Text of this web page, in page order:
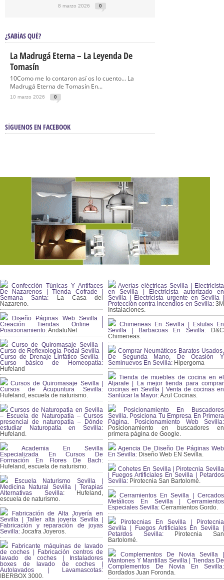
8 marzo 2026 0
¿SABÍAS QUÉ?
La Madrugá Eterna – La Leyenda De
Tomasín
10Como me lo contaron así os lo cuento… La
Madrugá Eterna de Tomasín En...
10 marzo 2026 0
SÍGUENOS EN FACEBOOK
Confección Túnicas Y Antifaces
De Nazarenos | Tienda Cofrade |
Semana Santa: La Casa del
Nazareno.
Diseño Páginas Web Sevilla |
Creación Tiendas Online |
Posicionamiento:AndaluNet
Curso de Quiromasaje Sevilla |
Curso de Reflexología Podal Sevilla |
Curso de Drenaje Linfático Sevilla |
Curso básico de Homeopatía:
Hufeland
Cursos de Quiromasaje Sevilla |
Cursos de Acupuntura Sevilla:
Hufeland, escuela de naturismo.
Cursos de Naturopatia en Sevilla
– Escuela de Naturopatía – Cursos
presencial de naturopatía – Dónde
estudiar Naturopatía en Sevilla:
Hufeland.
Academia En Sevilla
Especializada En Cursos De
Formación En Flores De Bach:
Hufeland, escuela de naturismo.
Escuela Naturismo Sevilla |
Medicina Natural Sevilla | Terapias
Alternativas Sevilla: Hufeland,
escuela de naturismo.
Fabricación de Alta Joyería en
Sevilla | Taller alta joyería Sevilla |
Fabricación y reparación de joyas
Sevilla: Jocafra Joyeros.
Fabricante máquinas de lavado
de coches | Fabricación centros de
lavado de coches | Instaladores
boxes de lavado de coches |
Autolavados | Lavamascotas:
IBERBOX 3000.
Averías eléctricas Sevilla | Electricista
en Sevilla | Electricista autorizado en
Sevilla | Electricista urgente en Sevilla |
Protección contra incendios en Sevilla:3M
Instalaciones.
Chimeneas En Sevilla | Estufas En
Sevilla | Barbacoas En Sevilla:D&C
Chimeneas.
Comprar Neumáticos Baratos Usados,
De Segunda Mano, De Ocasión Y
Seminuevos En Sevilla: Hipergoma
Tienda de muebles de cocina en el
Aljarafe | La mejor tienda para comprar
cocinas en Sevilla | Venta de cocinas en
Sanlúcar la Mayor:Azul Cocinas.
Posicionamiento En Buscadores
Sevilla. Posiciona Tu Empresa En Primera
Página. Posicionamiento Web Sevilla:
Posicionamiento en buscadores en
primera página de Google.
Agencia De Diseño De Páginas Web
En Sevilla: Diseño Web EN Sevilla.
Cohetes En Sevilla | Pirotecnia Sevilla
| Fuegos Artificiales En Sevilla | Petardos
Sevilla: Pirotecnia San Bartolomé.
Cerramientos En Sevilla | Cercados
Metálicos En Sevilla | Cerramientos
Especiales Sevilla: Cerramientos Gordo.
Pirotecnias En Sevilla | Pirotecnia
Sevilla | Fuegos Artificiales En Sevilla |
Petardos Sevilla: Pirotecnia San
Bartolomé.
Complementos De Novia Sevilla |
Mantones Y Mantillas Sevilla | Tiendas De
Complementos De Novia En Sevilla:
Bordados Juan Foronda.